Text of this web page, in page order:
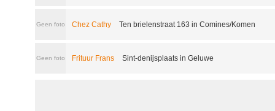
Geen foto Chez Cathy Ten brielenstraat 163 in Comines/Komen
Geen foto Frituur Frans Sint-denijsplaats in Geluwe